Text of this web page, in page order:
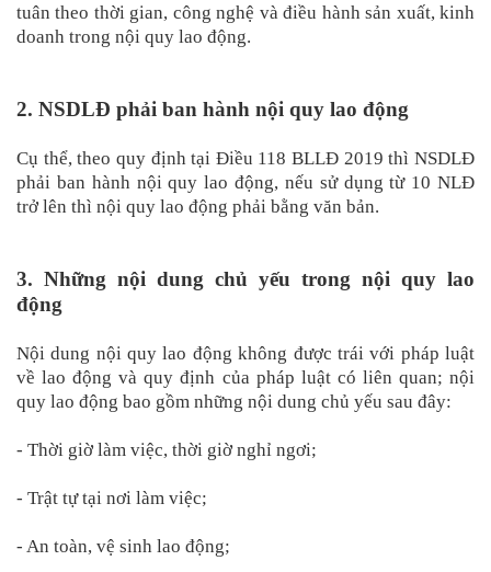
tuân theo thời gian, công nghệ và điều hành sản xuất, kinh
doanh trong nội quy lao động.
2. NSDLĐ phải ban hành nội quy lao động
Cụ thể, theo quy định tại Điều 118 BLLĐ 2019 thì NSDLĐ
phải ban hành nội quy lao động, nếu sử dụng từ 10 NLĐ
trở lên thì nội quy lao động phải bằng văn bản.
3. Những nội dung chủ yếu trong nội quy lao
động
Nội dung nội quy lao động không được trái với pháp luật
về lao động và quy định của pháp luật có liên quan; nội
quy lao động bao gồm những nội dung chủ yếu sau đây:
- Thời giờ làm việc, thời giờ nghỉ ngơi;
- Trật tự tại nơi làm việc;
- An toàn, vệ sinh lao động;